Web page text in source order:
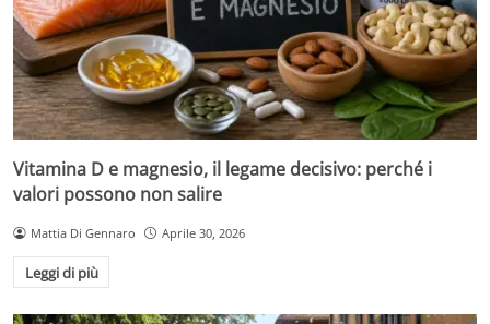
Vitamina D e magnesio, il legame decisivo: perché i
valori possono non salire
Mattia Di Gennaro Aprile 30, 2026
Leggi di più